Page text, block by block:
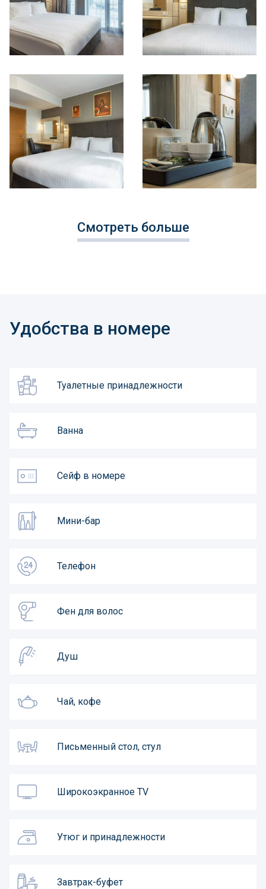
Смотреть больше
Удобства в номере
Туалетные принадлежности
Ванна
Сейф в номере
Мини-бар
Телефон
Фен для волос
Душ
Чай, кофе
Письменный стол, стул
Широкоэкранное TV
Утюг и принадлежности
Завтрак-буфет